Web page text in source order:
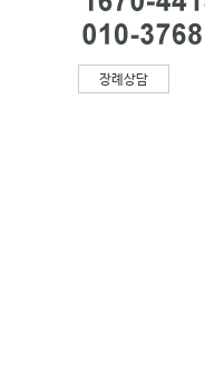
장례상담